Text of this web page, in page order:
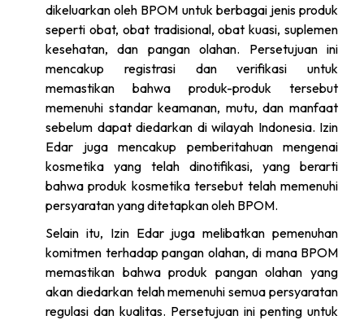
dikeluarkan oleh BPOM untuk berbagai jenis produk
seperti obat, obat tradisional, obat kuasi, suplemen
kesehatan, dan pangan olahan. Persetujuan ini
mencakup registrasi dan verifikasi untuk
memastikan bahwa produk-produk tersebut
memenuhi standar keamanan, mutu, dan manfaat
sebelum dapat diedarkan di wilayah Indonesia. Izin
Edar juga mencakup pemberitahuan mengenai
kosmetika yang telah dinotifikasi, yang berarti
bahwa produk kosmetika tersebut telah memenuhi
persyaratan yang ditetapkan oleh BPOM.
Selain itu, Izin Edar juga melibatkan pemenuhan
komitmen terhadap pangan olahan, di mana BPOM
memastikan bahwa produk pangan olahan yang
akan diedarkan telah memenuhi semua persyaratan
regulasi dan kualitas. Persetujuan ini penting untuk